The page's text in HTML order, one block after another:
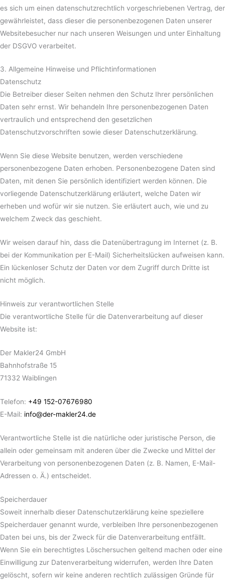
es sich um einen datenschutzrechtlich vorgeschriebenen Vertrag, der
gewährleistet, dass dieser die personenbezogenen Daten unserer
Websitebesucher nur nach unseren Weisungen und unter Einhaltung
der DSGVO verarbeitet.
3. Allgemeine Hinweise und Pflicht­informationen
Datenschutz
Die Betreiber dieser Seiten nehmen den Schutz Ihrer persönlichen
Daten sehr ernst. Wir behandeln Ihre personenbezogenen Daten
vertraulich und entsprechend den gesetzlichen
Datenschutzvorschriften sowie dieser Datenschutzerklärung.
Wenn Sie diese Website benutzen, werden verschiedene
personenbezogene Daten erhoben. Personenbezogene Daten sind
Daten, mit denen Sie persönlich identifiziert werden können. Die
vorliegende Datenschutzerklärung erläutert, welche Daten wir
erheben und wofür wir sie nutzen. Sie erläutert auch, wie und zu
welchem Zweck das geschieht.
Wir weisen darauf hin, dass die Datenübertragung im Internet (z. B.
bei der Kommunikation per E-Mail) Sicherheitslücken aufweisen kann.
Ein lückenloser Schutz der Daten vor dem Zugriff durch Dritte ist
nicht möglich.
Hinweis zur verantwortlichen Stelle
Die verantwortliche Stelle für die Datenverarbeitung auf dieser
Website ist:
Der Makler24 GmbH
Bahnhofstraße 15
71332 Waiblingen
Telefon: +49 152-07676980
E-Mail: info@der-makler24.de
Verantwortliche Stelle ist die natürliche oder juristische Person, die
allein oder gemeinsam mit anderen über die Zwecke und Mittel der
Verarbeitung von personenbezogenen Daten (z. B. Namen, E-Mail-
Adressen o. Ä.) entscheidet.
Speicherdauer
Soweit innerhalb dieser Datenschutzerklärung keine speziellere
Speicherdauer genannt wurde, verbleiben Ihre personenbezogenen
Daten bei uns, bis der Zweck für die Datenverarbeitung entfällt.
Wenn Sie ein berechtigtes Löschersuchen geltend machen oder eine
Einwilligung zur Datenverarbeitung widerrufen, werden Ihre Daten
gelöscht, sofern wir keine anderen rechtlich zulässigen Gründe für